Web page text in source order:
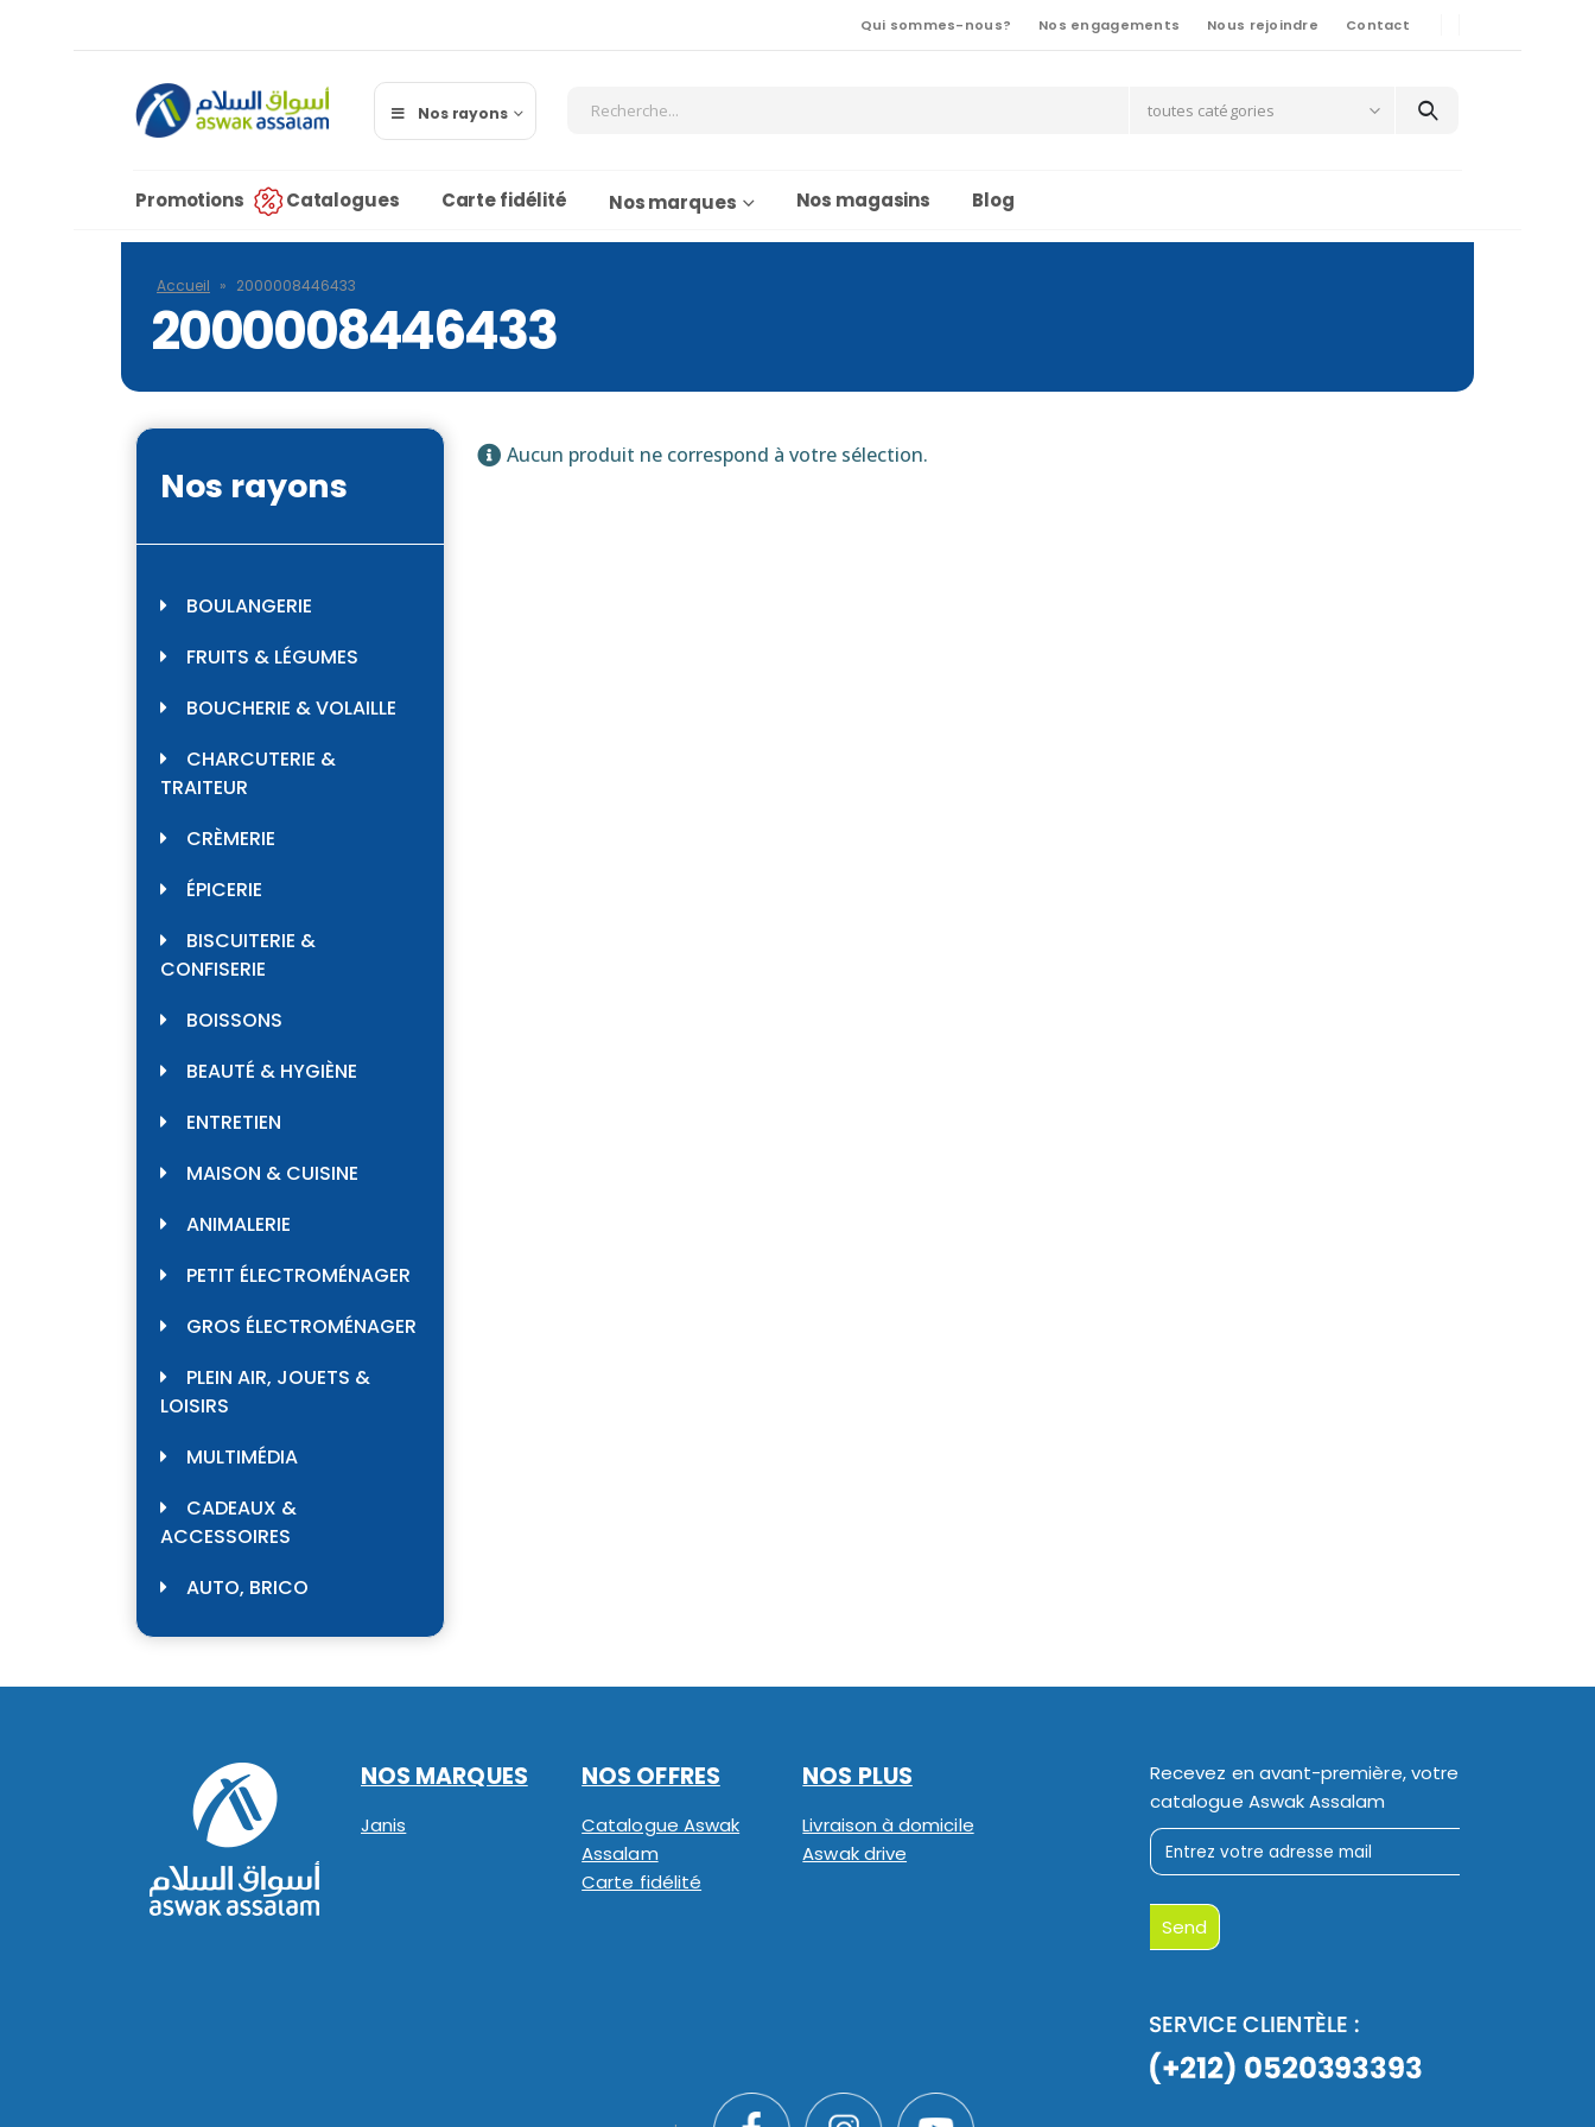
Qui sommes-nous? Nos engagements Nous rejoindre Contact
Nos rayons toutes catégories
Promotions Catalogues Carte fidélité Nos marques Nos magasins Blog
Accueil » 2000008446433
2000008446433
Aucun produit ne correspond à votre sélection.
Nos rayons
BOULANGERIE
FRUITS & LÉGUMES
BOUCHERIE & VOLAILLE
CHARCUTERIE &
TRAITEUR
CRÈMERIE
ÉPICERIE
BISCUITERIE &
CONFISERIE
BOISSONS
BEAUTÉ & HYGIÈNE
ENTRETIEN
MAISON & CUISINE
ANIMALERIE
PETIT ÉLECTROMÉNAGER
GROS ÉLECTROMÉNAGER
PLEIN AIR, JOUETS &
LOISIRS
MULTIMÉDIA
CADEAUX &
ACCESSOIRES
AUTO, BRICO
NOS MARQUES
Janis
NOS OFFRES
Catalogue Aswak
Assalam
Carte fidélité
NOS PLUS
Livraison à domicile
Aswak drive
Recevez en avant-première, votre
catalogue Aswak Assalam